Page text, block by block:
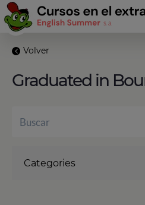
Volver
Graduated in
Categories